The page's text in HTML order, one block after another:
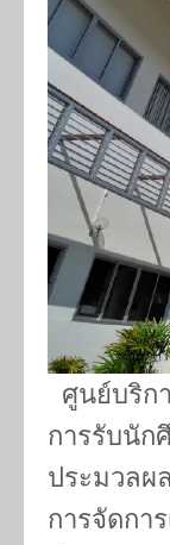
ศูนย์บริก
การรับนัก
ประมวลผ
การจัดกา